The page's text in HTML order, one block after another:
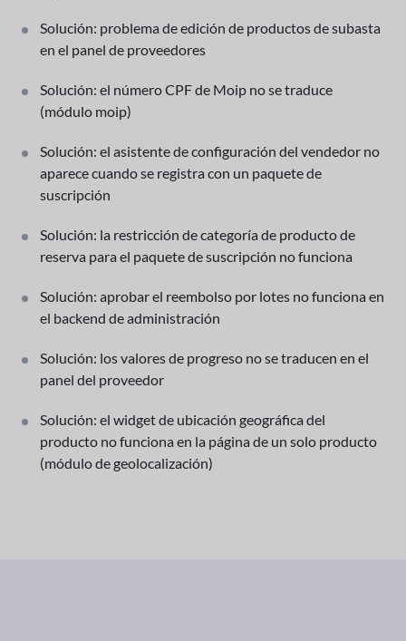
Solución: problema de edición de productos de subasta
en el panel de proveedores
Solución: el número CPF de Moip no se traduce
(módulo moip)
Solución: el asistente de configuración del vendedor no
aparece cuando se registra con un paquete de
suscripción
Solución: la restricción de categoría de producto de
reserva para el paquete de suscripción no funciona
Solución: aprobar el reembolso por lotes no funciona en
el backend de administración
Solución: los valores de progreso no se traducen en el
panel del proveedor
Solución: el widget de ubicación geográfica del
producto no funciona en la página de un solo producto
(módulo de geolocalización)